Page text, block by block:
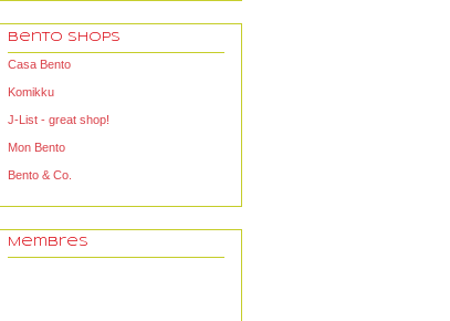
Bento Shops
Casa Bento
Komikku
J-List - great shop!
Mon Bento
Bento & Co.
Membres